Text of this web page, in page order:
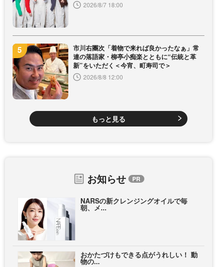
2026/8/7 18:00
市川右團次「着物で来れば良かったなぁ」常
連の落語家・柳亭小痴楽とともに“伝統と革
新”をいただく＜今宵、町寿司で＞
2026/8/8 12:00
もっと見る
お知らせ
NARSの新クレンジングオイルで毎
朝、メ...
おかたづけもできる点がうれしい！ 動
物の...